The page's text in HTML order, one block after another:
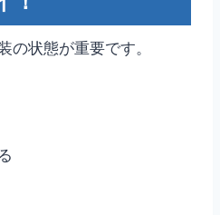
の状態が重要です。